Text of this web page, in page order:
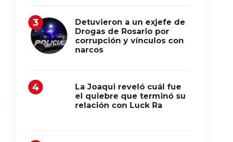
Detuvieron a un exjefe de
Drogas de Rosario por
corrupción y vínculos con
narcos
La Joaqui reveló cuál fue
el quiebre que terminó su
relación con Luck Ra